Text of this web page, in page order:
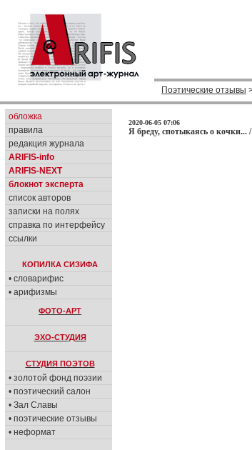
Поэтические отзывы
обложка
правила
редакция журнала
ARIFIS-info
ARIFIS-NEXT
блокнот эксперта
список авторов
записки на полях
справка по интерфейсу
ссылки
КОПИЛКА СИЗИФА
• словарифис
• арифизмы
ФОТО-АРТ
ЭХО-СТУДИЯ
СТУДИЯ ПОЭТОВ
• золотой фонд поэзии
• поэтический салон
• Зал Славы
• поэтические отзывы
• неформат
2020-06-05 07:06
Я бреду, спотыкаясь о кочки...